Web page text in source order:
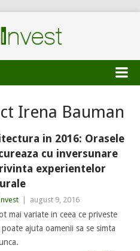
Irena Bauman
in 2016: Orasele
cu inversunare
experientelor
august 9, 2016
mai variate in ceea ce priveste
ajuta oamenii sa se simta